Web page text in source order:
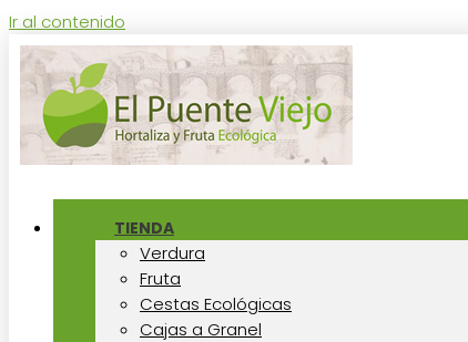
Ir al contenido
TIENDA
Verdura
Fruta
Cestas Ecológicas
Cajas a Granel